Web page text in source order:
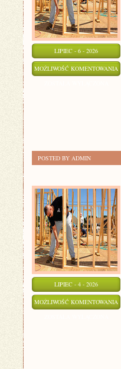
LIPIEC - 6 - 2026
MOŻLIWOŚĆ KOMENTOWANIA
POSTED BY ADMIN
LIPIEC - 4 - 2026
MOŻLIWOŚĆ KOMENTOWANIA